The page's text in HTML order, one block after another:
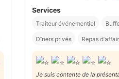
Services
Traiteur événementiel
Dîners privés Repas
Je suis contente de la